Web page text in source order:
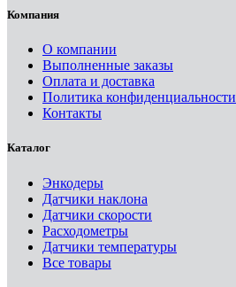
Компания
О компании
Выполненные заказы
Оплата и доставка
Политика конфиденциальности
Контакты
Каталог
Энкодеры
Датчики наклона
Датчики скорости
Расходометры
Датчики температуры
Все товары